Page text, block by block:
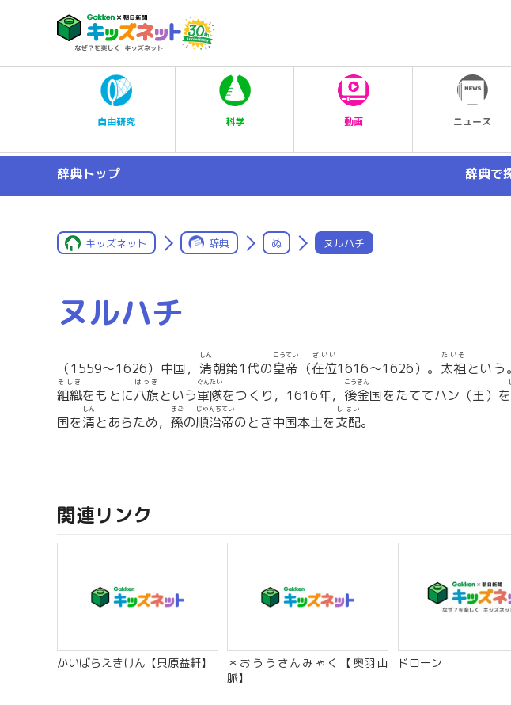
自由研究 科学 動画 ニュース
辞典トップ 辞典で
キッズネット 辞典 ぬ ヌルハチ
ヌルハチ
（1559〜1626）中国， 清
しん
朝第1代の皇帝
こうてい
（在位
ざいい
1616〜1626）。 太祖
たいそ
という
組織
そしき
をもとに八旗
はっき
という軍隊
ぐんたい
をつくり，1616年， 後金
こうきん
国をたててハン（王）を
国を清
しん
とあらため， 孫
まご
の順治帝
じゅんちてい
のとき中国本土を支配
しはい
。
関連リンク
かいばらえきけん【貝原益軒】
＊おううさんみゃく【奥羽山
脈】
ドローン